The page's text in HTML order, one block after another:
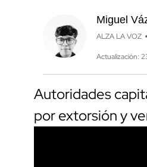
Miguel
ALZA LA VOZ
Actualización:
Autoridades
por extorsión y